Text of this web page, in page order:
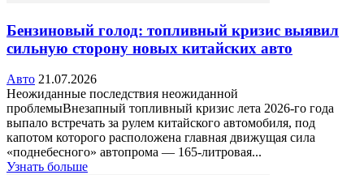
Бензиновый голод: топливный кризис выявил
сильную сторону новых китайских авто
Авто 21.07.2026
Неожиданные последствия неожиданной
проблемыВнезапный топливный кризис лета 2026-го года
выпало встречать за рулем китайского автомобиля, под
капотом которого расположена главная движущая сила
«поднебесного» автопрома — 165-литровая...
Узнать больше